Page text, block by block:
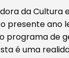
da Cultura
presente ano
programa de
é uma